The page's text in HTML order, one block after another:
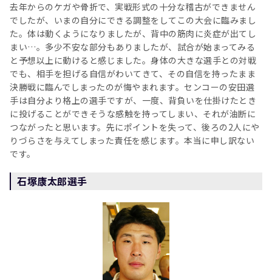
去年からのケガや骨折で、実戦形式の十分な稽古ができません
でしたが、いまの自分にできる調整をしてこの大会に臨みまし
た。体は動くようになりましたが、背中の筋肉に炎症が出てし
まい…。多少不安な部分もありましたが、試合が始まってみる
と予想以上に動けると感じました。身体の大きな選手との対戦
でも、相手を担げる自信がわいてきて、その自信を持ったまま
決勝戦に臨んでしまったのが悔やまれます。センコーの安田選
手は自分より格上の選手ですが、一度、背負いを仕掛けたとき
に投げることができそうな感触を持ってしまい、それが油断に
つながったと思います。先にポイントを失って、後ろの2人にや
りづらさを与えてしまった責任を感じます。本当に申し訳ない
です。
石塚康太郎選手